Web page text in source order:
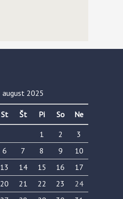
august 2025
St Št Pi So Ne
1 2
3
6 7 8 9
10
13 14 15 16
17
20 21 22 23
24